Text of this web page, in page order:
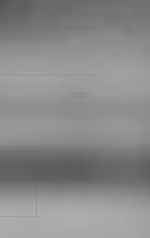
(je 1)